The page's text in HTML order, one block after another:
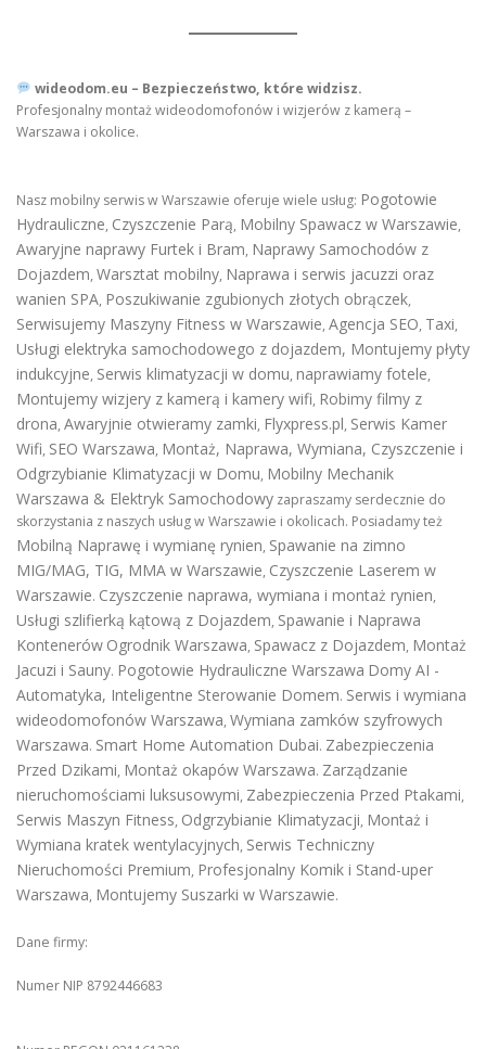
wideodom.eu – Bezpieczeństwo, które widzisz.
Profesjonalny montaż wideodomofonów i wizjerów z kamerą –
Warszawa i okolice.
Nasz mobilny serwis w Warszawie oferuje wiele usług: Pogotowie
Hydrauliczne, Czyszczenie Parą, Mobilny Spawacz w Warszawie,
Awaryjne naprawy Furtek i Bram, Naprawy Samochodów z
Dojazdem, Warsztat mobilny, Naprawa i serwis jacuzzi oraz
wanien SPA, Poszukiwanie zgubionych złotych obrączek,
Serwisujemy Maszyny Fitness w Warszawie, Agencja SEO, Taxi,
Usługi elektryka samochodowego z dojazdem, Montujemy płyty
indukcyjne, Serwis klimatyzacji w domu, naprawiamy fotele,
Montujemy wizjery z kamerą i kamery wifi, Robimy filmy z
drona, Awaryjnie otwieramy zamki, Flyxpress.pl, Serwis Kamer
Wifi, SEO Warszawa, Montaż, Naprawa, Wymiana, Czyszczenie i
Odgrzybianie Klimatyzacji w Domu, Mobilny Mechanik
Warszawa & Elektryk Samochodowy zapraszamy serdecznie do
skorzystania z naszych usług w Warszawie i okolicach. Posiadamy też
Mobilną Naprawę i wymianę rynien, Spawanie na zimno
MIG/MAG, TIG, MMA w Warszawie, Czyszczenie Laserem w
Warszawie. Czyszczenie naprawa, wymiana i montaż rynien,
Usługi szlifierką kątową z Dojazdem, Spawanie i Naprawa
Kontenerów Ogrodnik Warszawa, Spawacz z Dojazdem, Montaż
Jacuzi i Sauny. Pogotowie Hydrauliczne Warszawa Domy AI -
Automatyka, Inteligentne Sterowanie Domem. Serwis i wymiana
wideodomofonów Warszawa, Wymiana zamków szyfrowych
Warszawa. Smart Home Automation Dubai. Zabezpieczenia
Przed Dzikami, Montaż okapów Warszawa. Zarządzanie
nieruchomościami luksusowymi, Zabezpieczenia Przed Ptakami,
Serwis Maszyn Fitness, Odgrzybianie Klimatyzacji, Montaż i
Wymiana kratek wentylacyjnych, Serwis Techniczny
Nieruchomości Premium, Profesjonalny Komik i Stand-uper
Warszawa, Montujemy Suszarki w Warszawie.
Dane firmy:
Numer NIP 8792446683